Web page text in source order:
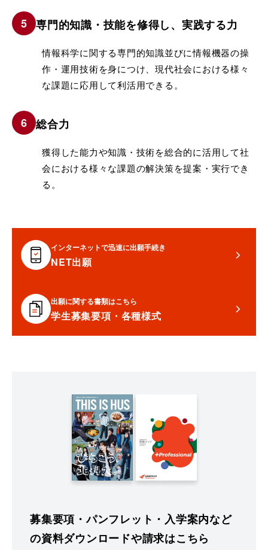
専門的知識・技能を修得し、実践する力
情報科学に関する専門的知識並びに情報機器の操
作・運用技術を身につけ、現代社会における様々
な課題に応用して利活用できる。
総合力
獲得した能力や知識・技術を総合的に活用して社
会における様々な課題の解決策を提案・実行でき
る。
インターネットで迅速に出願手続き
NET出願
出願に関する書類はこちら
学生募集要項・各種様式
募集要項・パンフレット・入学案内など
の資料ダウンロードや請求はこちら